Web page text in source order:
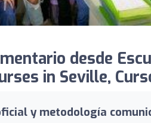
desde
in Seville,
y metodología